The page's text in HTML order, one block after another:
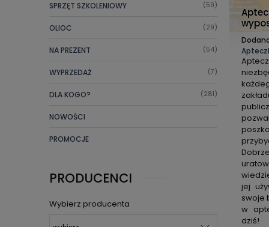
SPRZĘT SZKOLENIOWY (59)
OLIOC (29)
NA PREZENT (54)
WYPRZEDAŻ (7)
DLA KOGO? (281)
NOWOŚCI
PROMOCJE
PRODUCENCI
Wybierz producenta
jej
swoje
w
dziś!